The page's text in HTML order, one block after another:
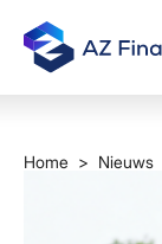
Home > Nieuws